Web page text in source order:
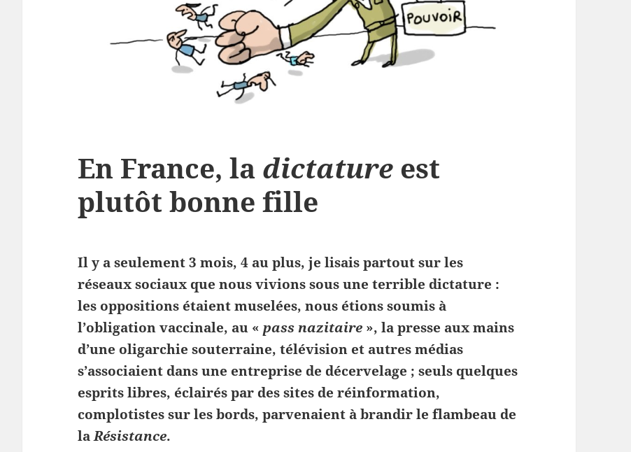
En France, la dictature est
plutôt bonne fille
Il y a seulement 3 mois, 4 au plus, je lisais partout sur les
réseaux sociaux que nous vivions sous une terrible dictature :
les oppositions étaient muselées, nous étions soumis à
l’obligation vaccinale, au « pass nazitaire », la presse aux mains
d’une oligarchie souterraine, télévision et autres médias
s’associaient dans une entreprise de décervelage ; seuls quelques
esprits libres, éclairés par des sites de réinformation,
complotistes sur les bords, parvenaient à brandir le flambeau de
laRésistance.